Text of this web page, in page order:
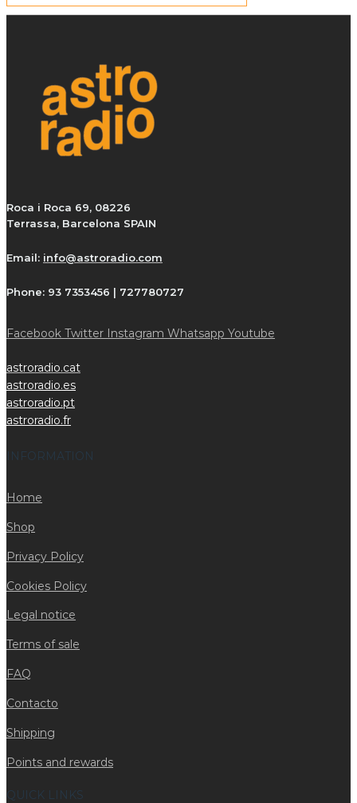
Roca i Roca 69, 08226
Terrassa, Barcelona SPAIN
Email: info@astroradio.com
Phone: 93 7353456 | 727780727
Facebook Twitter Instagram Whatsapp Youtube
astroradio.cat
astroradio.es
astroradio.pt
astroradio.fr
INFORMATION
Home
Shop
Privacy Policy
Cookies Policy
Legal notice
Terms of sale
FAQ
Contacto
Shipping
Points and rewards
QUICK LINKS